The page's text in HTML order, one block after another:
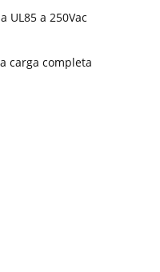
UL85 a 250Vac
carga completa